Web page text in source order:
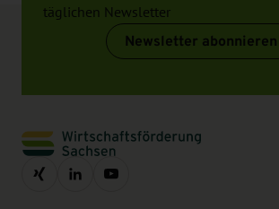
täglichen Newsletter
Newsletter abonnieren